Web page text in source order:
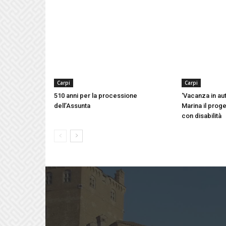
Carpi
510 anni per la processione
dell’Assunta
Carpi
‘Vacanza in
Marina il
con disabilità